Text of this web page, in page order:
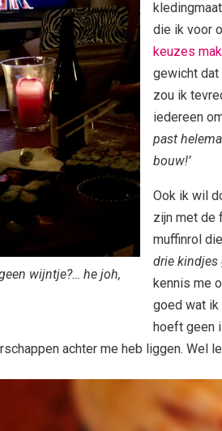
wijntje?… he joh,
kledingmaat
die ik voor
keuzes
gewicht dat
zou ik
iedereen
past
bouw!’
Ook ik wil
zijn met de
muffinrol
drie kindjes
kennis me
goed wat ik
hoeft geen
achter me heb liggen. Wel